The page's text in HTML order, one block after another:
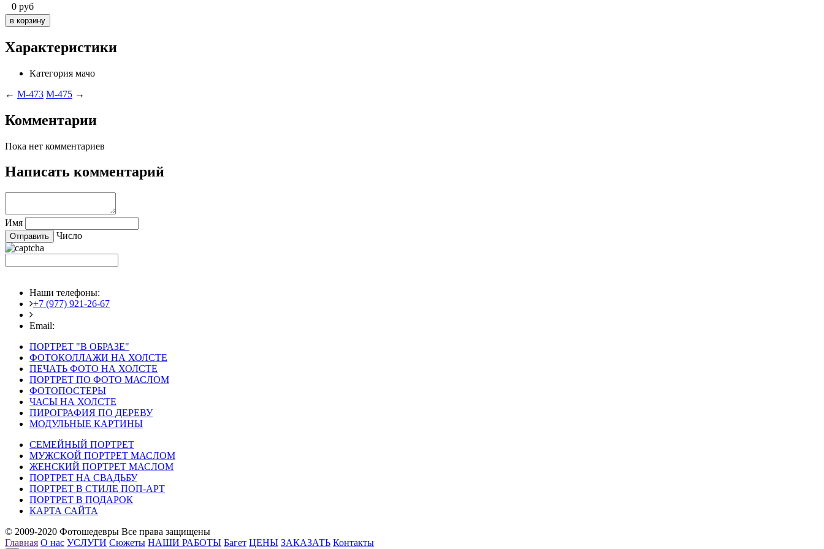
0 руб
Характеристики
Категория мачо
← M-473 M-475 →
Комментарии
Пока нет комментариев
Написать комментарий
Имя
Число
Наши телефоны:
+7 (977) 921-26-67
Email:
ПОРТРЕТ "В ОБРАЗЕ"
ФОТОКОЛЛАЖИ НА ХОЛСТЕ
ПЕЧАТЬ ФОТО НА ХОЛСТЕ
ПОРТРЕТ ПО ФОТО МАСЛОМ
ФОТОПОСТЕРЫ
ЧАСЫ НА ХОЛСТЕ
ПИРОГРАФИЯ ПО ДЕРЕВУ
МОДУЛЬНЫЕ КАРТИНЫ
СЕМЕЙНЫЙ ПОРТРЕТ
МУЖСКОЙ ПОРТРЕТ МАСЛОМ
ЖЕНСКИЙ ПОРТРЕТ МАСЛОМ
ПОРТРЕТ НА СВАДЬБУ
ПОРТРЕТ В СТИЛЕ ПОП-АРТ
ПОРТРЕТ В ПОДАРОК
КАРТА САЙТА
© 2009-2020 Фотошедевры Все права защищены
Главная О нас УСЛУГИ Сюжеты НАШИ РАБОТЫ Багет ЦЕНЫ ЗАКАЗАТЬ Контакты